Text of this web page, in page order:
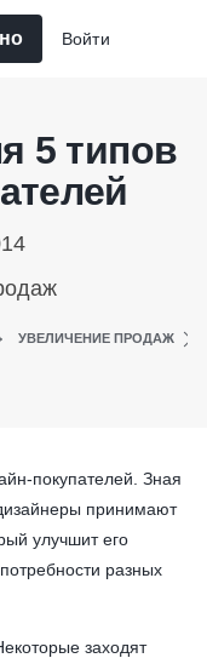
Войти
5 типов
УВЕЛИЧЕНИЕ ПРОДАЖ
покупателей. Зная
принимают
улучшит его
разных
заходят